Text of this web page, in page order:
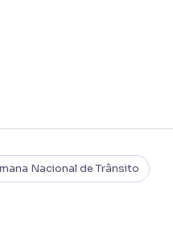
Nacional de Trânsito